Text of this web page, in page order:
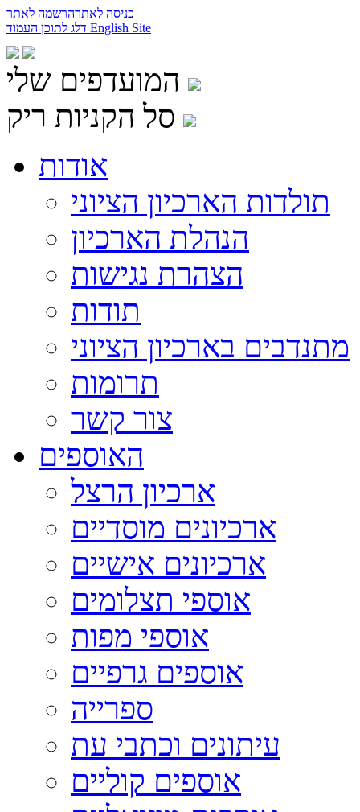
כניסה לאתרהרשמה לאתר
English Site
המועדפים שלי
סל הקניות ריק
אודות
תולדות הארכיון הציוני
הנהלת הארכיון
הצהרת נגישות
תודות
מתנדבים בארכיון הציוני
תרומות
צור קשר
האוספים
ארכיון הרצל
ארכיונים מוסדיים
ארכיונים אישיים
אוספי תצלומים
אוספי מפות
אוספים גרפיים
ספרייה
עיתונים וכתבי עת
אוספים קוליים